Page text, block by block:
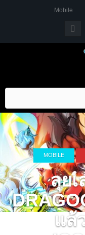
Mobile
MOBILE
ลุย
แล้